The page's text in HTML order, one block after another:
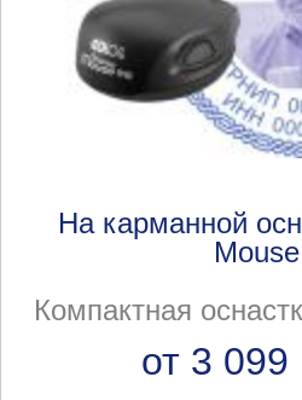
На карманной
Mouse
Компактная
от 3 099